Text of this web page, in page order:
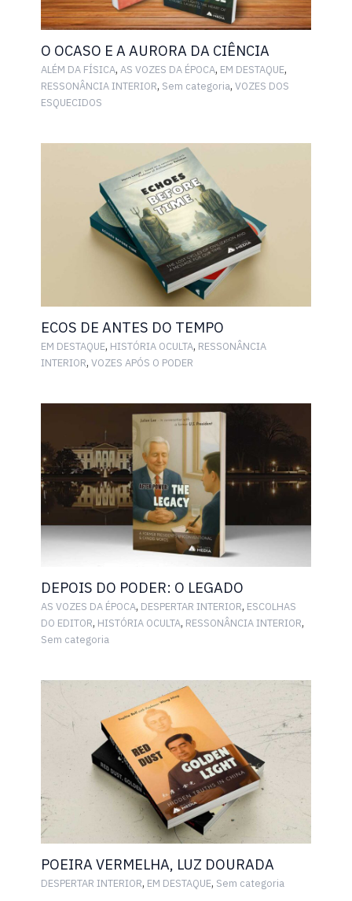
O OCASO E A AURORA DA CIÊNCIA
ALÉM DA FÍSICA, AS VOZES DA ÉPOCA, EM DESTAQUE,
RESSONÂNCIA INTERIOR, Sem categoria, VOZES DOS
ESQUECIDOS
ECOS DE ANTES DO TEMPO
EM DESTAQUE, HISTÓRIA OCULTA, RESSONÂNCIA
INTERIOR, VOZES APÓS O PODER
DEPOIS DO PODER: O LEGADO
AS VOZES DA ÉPOCA, DESPERTAR INTERIOR, ESCOLHAS
DO EDITOR, HISTÓRIA OCULTA, RESSONÂNCIA INTERIOR,
Sem categoria
POEIRA VERMELHA, LUZ DOURADA
DESPERTAR INTERIOR, EM DESTAQUE, Sem categoria